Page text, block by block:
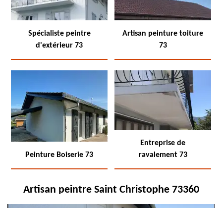
Spécialiste peintre
d'extérieur 73
Artisan peinture toiture
73
Peinture Boiserie 73
Entreprise de
ravalement 73
Artisan peintre Saint Christophe 73360